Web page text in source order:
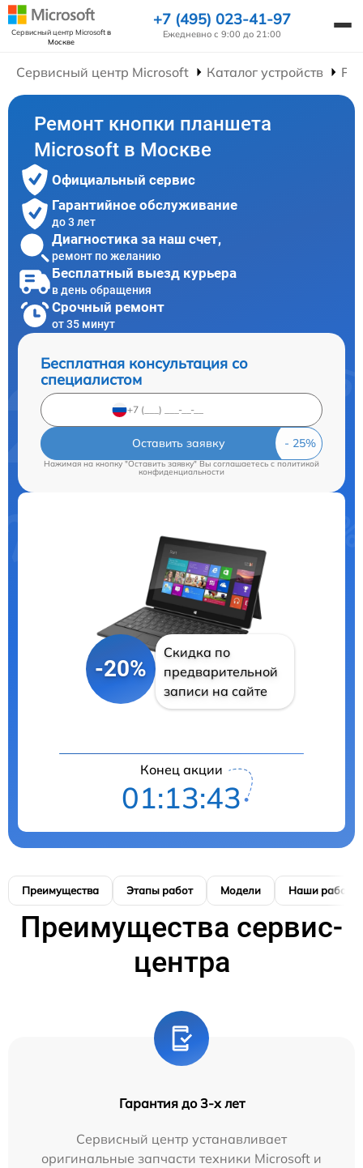
Сервисный центр Microsoftв
Москве
+7 (495) 023-41-97
Ежедневно с 9:00 до 21:00
Сервисный центр Microsoft Каталог устройств
Ремонт кнопки планшета
Microsoft в Москве
Официальный сервис
Гарантийное обслуживание
до 3 лет
Диагностика за наш счет,
ремонт по желанию
Бесплатный выезд курьера
в день обращения
Срочный ремонт
от 35 минут
Бесплатная консультация со
специалистом
Оставить заявку
Нажимая на кнопку "Оставить заявку" Вы соглашаетесь cполитикой
конфиденциальности
-20%
Скидка по
предварительной
записи на сайте
Конец акции
01:13:41
Преимущества Этапы работ Модели Наши работы
Преимущества сервис-
центра
Гарантия до 3-х лет
Сервисный центр устанавливает
оригинальные запчасти техники Microsoft и